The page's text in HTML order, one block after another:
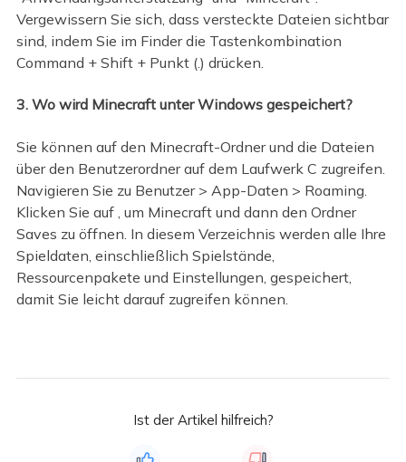
Vergewissern Sie sich, dass versteckte Dateien sichtbar
sind, indem Sie im Finder die Tastenkombination
Command + Shift + Punkt (.) drücken.
3. Wo wird Minecraft unter Windows gespeichert?
Sie können auf den Minecraft-Ordner und die Dateien
über den Benutzerordner auf dem Laufwerk C zugreifen.
Navigieren Sie zu Benutzer > App-Daten > Roaming.
Klicken Sie auf , um Minecraft und dann den Ordner
Saves zu öffnen. In diesem Verzeichnis werden alle Ihre
Spieldaten, einschließlich Spielstände,
Ressourcenpakete und Einstellungen, gespeichert,
damit Sie leicht darauf zugreifen können.
Ist der Artikel hilfreich?